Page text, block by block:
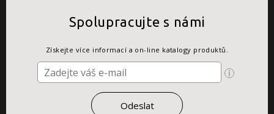
Spolupracujte s námi
Získejte více informací a on-line katalogy produktů.